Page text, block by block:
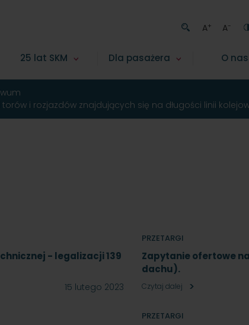
A+ A-
25 lat SKM Dla pasażera O nas
i rozjazdów znajdujących się na długości linii
- legalizacji 139
15 lutego 2023
PRZETARGI
Zapytanie ofertowe
dachu).
Czytaj dalej
PRZETARGI